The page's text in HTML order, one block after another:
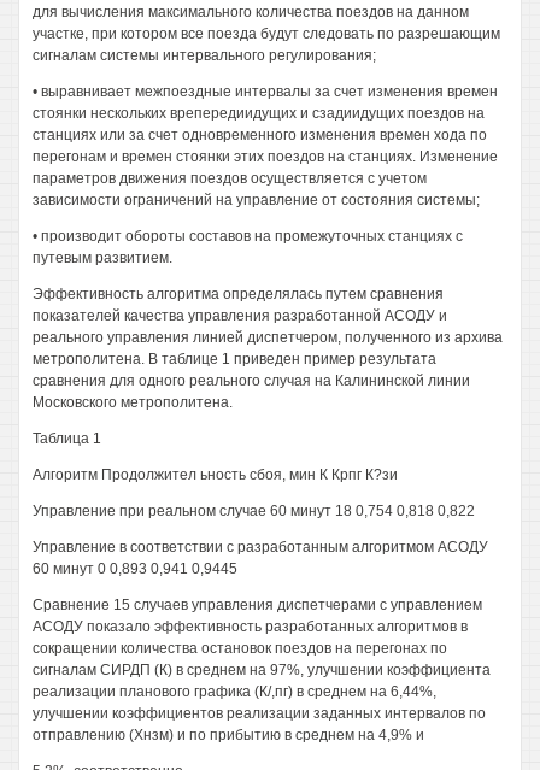
для вычисления максимального количества поездов на данном
участке, при котором все поезда будут следовать по разрешающим
сигналам системы интервального регулирования;
• выравнивает межпоездные интервалы за счет изменения времен
стоянки нескольких врепередиидущих и сзадиидущих поездов на
станциях или за счет одновременного изменения времен хода по
перегонам и времен стоянки этих поездов на станциях. Изменение
параметров движения поездов осуществляется с учетом
зависимости ограничений на управление от состояния системы;
• производит обороты составов на промежуточных станциях с
путевым развитием.
Эффективность алгоритма определялась путем сравнения
показателей качества управления разработанной АСОДУ и
реального управления линией диспетчером, полученного из архива
метрополитена. В таблице 1 приведен пример результата
сравнения для одного реального случая на Калининской линии
Московского метрополитена.
Таблица 1
Алгоритм Продолжител ьность сбоя, мин К Крпг К?зи
Управление при реальном случае 60 минут 18 0,754 0,818 0,822
Управление в соответствии с разработанным алгоритмом АСОДУ
60 минут 0 0,893 0,941 0,9445
Сравнение 15 случаев управления диспетчерами с управлением
АСОДУ показало эффективность разработанных алгоритмов в
сокращении количества остановок поездов на перегонах по
сигналам СИРДП (К) в среднем на 97%, улучшении коэффициента
реализации планового графика (К/,пг) в среднем на 6,44%,
улучшении коэффициентов реализации заданных интервалов по
отправлению (Хнзм) и по прибытию в среднем на 4,9% и